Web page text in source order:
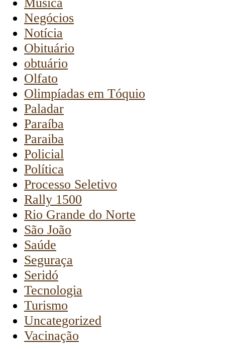
Negócios
Notícia
Obituário
obtuário
Olfato
Olimpíadas em Tóquio
Paladar
Paraíba
Paraiba
Policial
Política
Processo Seletivo
Rally 1500
Rio Grande do Norte
São João
Saúde
Seguraça
Seridó
Tecnologia
Turismo
Uncategorized
Vacinação